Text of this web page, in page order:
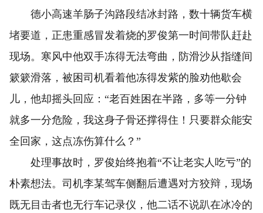
德小高速羊肠子沟路段结冰封路，数十辆货车横
堵要道，正患重感冒发着烧的罗俊第一时间带队赶赴
现场。寒风中他双手冻得无法弯曲，防滑沙从指缝间
簌簌滑落，被困司机看着他冻得发紫的脸劝他歇会
儿，他却摇头回应：“老百姓困在半路，多等一分钟
就多一分危险，我这身子骨还撑得住！只要群众能安
全回家，这点冻伤算什么？”
处理事故时，罗俊始终抱着“不让老实人吃亏”的
朴素想法。司机李某驾车侧翻后遭遇对方狡辩，现场
既无目击者也无行车记录仪，他二话不说趴在冰冷的